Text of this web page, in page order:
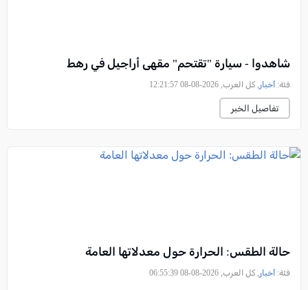
شاهدوا - سيارة "تقتحم" مقهى أراجيل في رهط
فئة: أخبار , كل العرب, 2026-08-08 12:21:57
تفاصيل الخبر
حالة الطقس: الحرارة حول معدلاتها العامة
فئة: أخبار , كل العرب, 2026-08-08 06:55:39